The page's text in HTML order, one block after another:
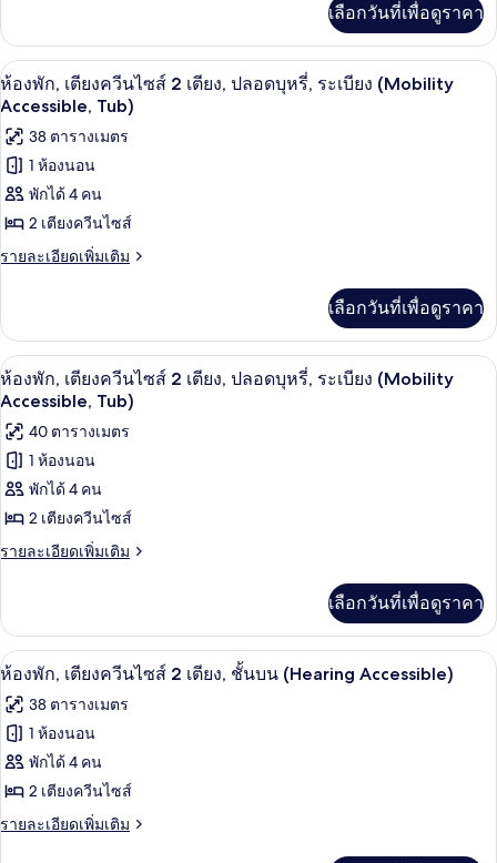
ควีน
ไซส์
2
เตียง,
ชั้น
บน
(View)
เกี่ยว
กับ
ห้อง
พัก,
ควีน
ไซส์
2
เตียง,
ชั้น
(View)
เลือกวันที่เพื่อดูราคา
เปิด
ภาพถ่าย
ทั้งหมด
ของ
ห้อง
พัก,
เตียง
ไซส์
2
เตียง,
ปลอด
บุหรี่,
ระเบียง
(Mobility
Accessible,
Tub)
เครื่องนอนป้องกันสารก่อภูมิแพ้, ตู้นิรภั
4
ห้องพัก, เตียงควีนไซส์ 2 เตียง, ปลอดบุหรี่, ระเบียง (Mobility
Accessible, Tub)
38 ตารางเมตร
1 ห้องนอน
พักได้ 4 คน
2 เตียงควีนไซส์
รายละเอียดเพิ่มเติม
ราย
เกี่ยว
กับ
ห้อง
พัก,
ควีน
ไซส์
2
เตียง,
ปลอด
ระเบียง
เลือกวันที่เพื่อดูราคา
เปิด
ภาพถ่าย
ทั้งหมด
ของ
ห้อง
พัก,
เตียง
ไซส์
2
เตียง,
ปลอด
บุหรี่,
ระเบียง
Accessible,
เครื่องนอนป้องกันสารก่อภูมิแพ้, ตู้นิรภั
3
ห้องพัก, เตียงควีนไซส์ 2 เตียง, ปลอดบุหรี่, ระเบียง (Mobility
Accessible, Tub)
40 ตารางเมตร
1 ห้องนอน
พักได้ 4 คน
2 เตียงควีนไซส์
รายละเอียดเพิ่มเติม
ราย
เกี่ยว
กับ
ห้อง
เตียง
ควีน
2
เตียง,
บุหรี่,
เลือกวันที่เพื่อดูราคา
เปิด
ภาพถ่าย
ทั้งหมด
ของ
ห้อง
พัก,
เครื่องนอนป้องกันสารก่อภูมิแพ้, ตู้นิรภั
5
ห้องพัก, เตียงควีนไซส์ 2 เตียง, ชั้นบน (Hearing Accessible)
38 ตารางเมตร
1 ห้องนอน
พักได้ 4 คน
2 เตียงควีนไซส์
รายละเอียดเพิ่มเติม
ราย